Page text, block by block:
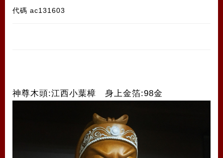
代碼 ac131603
神尊木頭:江西小葉樟 身上金箔:98金